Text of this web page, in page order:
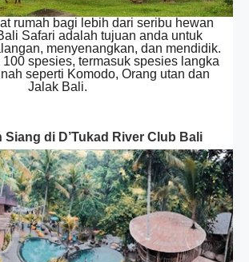
rumah bagi lebih dari seribu hewan
Safari adalah tujuan anda untuk
menyenangkan, dan mendidik.
spesies, termasuk spesies langka
seperti Komodo, Orang utan dan
Jalak Bali.
Siang di D’Tukad River Club Bali